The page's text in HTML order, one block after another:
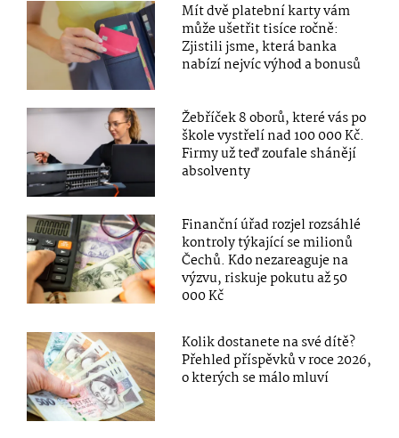
Mít dvě platební karty vám
může ušetřit tisíce ročně:
Zjistili jsme, která banka
nabízí nejvíc výhod a bonusů
Žebříček 8 oborů, které vás po
škole vystřelí nad 100 000 Kč.
Firmy už teď zoufale shánějí
absolventy
Finanční úřad rozjel rozsáhlé
kontroly týkající se milionů
Čechů. Kdo nezareaguje na
výzvu, riskuje pokutu až 50
000 Kč
Kolik dostanete na své dítě?
Přehled příspěvků v roce 2026,
o kterých se málo mluví